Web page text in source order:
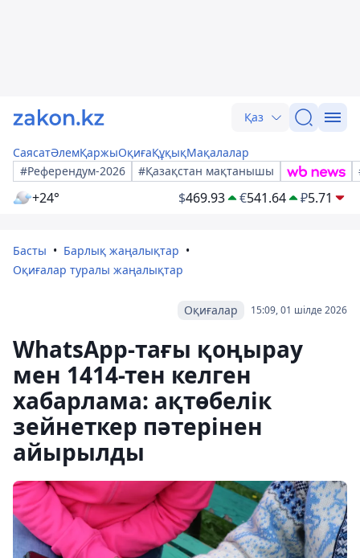
Қаз
СаясатӘлемҚаржыОқиғаҚұқықМақалалар
#Референдум-2026
#Қазақстан мақтанышы
+24° $469.93 €541.64 ₽5.71
Басты
Барлық жаңалықтар
Оқиғалар туралы жаңалықтар
15:09, 01 шілде 2026
Оқиғалар
WhatsApp-тағы қоңырау
мен 1414-тен келген
хабарлама: ақтөбелік
зейнеткер пәтерінен
айырылды